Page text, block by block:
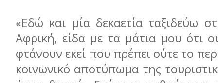
«Εδώ και μία δεκαετία ταξιδεύω
Αφρική, είδα με τα μάτια μου ότι
φτάνουν εκεί που πρέπει ούτε το
κοινωνικό αποτύπωμα της